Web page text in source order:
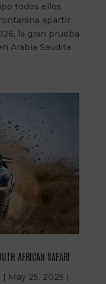
todos ellos
apartir
la gran prueba
Arabia Saudita
AFRICAN SAFARI
| May 25, 2025 |